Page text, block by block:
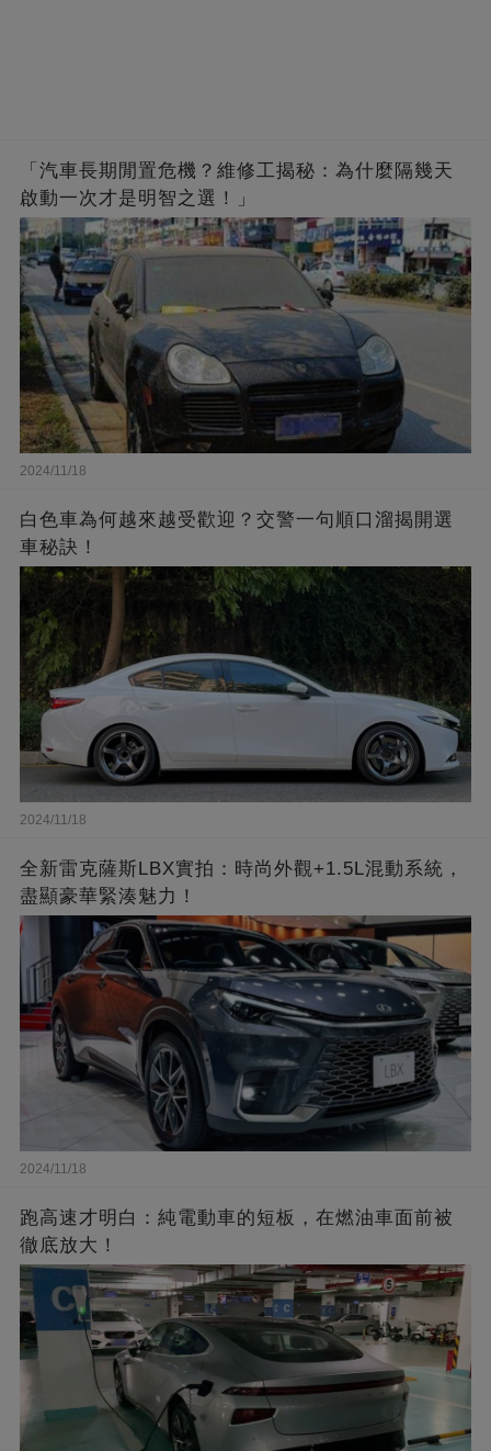
「汽車長期閒置危機？維修工揭秘：為什麼隔幾天
啟動一次才是明智之選！」
2024/11/18
白色車為何越來越受歡迎？交警一句順口溜揭開選
車秘訣！
2024/11/18
全新雷克薩斯LBX實拍：時尚外觀+1.5L混動系統，
盡顯豪華緊湊魅力！
2024/11/18
跑高速才明白：純電動車的短板，在燃油車面前被
徹底放大！